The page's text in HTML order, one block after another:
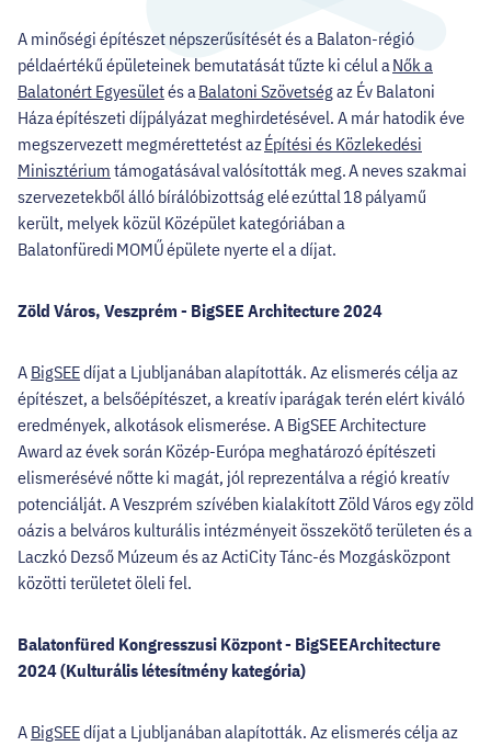
A minőségi építészet népszerűsítését és a Balaton-régió
példaértékű épületeinek bemutatását tűzte ki célul aNők a
Balatonért Egyesületés aBalatoni Szövetségaz Év Balatoni
Háza építészeti díjpályázat meghirdetésével. A már hatodik éve
megszervezett megmérettetést azÉpítési és Közlekedési
Minisztérium támogatásával valósították meg. A neves szakmai
szervezetekből álló bírálóbizottság elé ezúttal 18 pályamű
került, melyek közül Középület kategóriában a
Balatonfüredi MOMŰ épülete nyerte el a díjat.
Zöld Város, Veszprém - BigSEE Architecture 2024
A BigSEEdíjat a Ljubljanában alapították. Az elismerés célja az
építészet, a belsőépítészet, a kreatív iparágak terén elért kiváló
eredmények, alkotások elismerése. A BigSEE Architecture
Award az évek során Közép-Európa meghatározó építészeti
elismerésévé nőtte ki magát, jól reprezentálva a régió kreatív
potenciálját. A Veszprém szívében kialakított Zöld Város egy zöld
oázis a belváros kulturális intézményeit összekötő területen és a
Laczkó Dezső Múzeum és az ActiCity Tánc-és Mozgásközpont
közötti területet öleli fel.
Balatonfüred Kongresszusi Központ - BigSEEArchitecture
2024 (Kulturális létesítmény kategória)
A BigSEEdíjat a Ljubljanában alapították. Az elismerés célja az